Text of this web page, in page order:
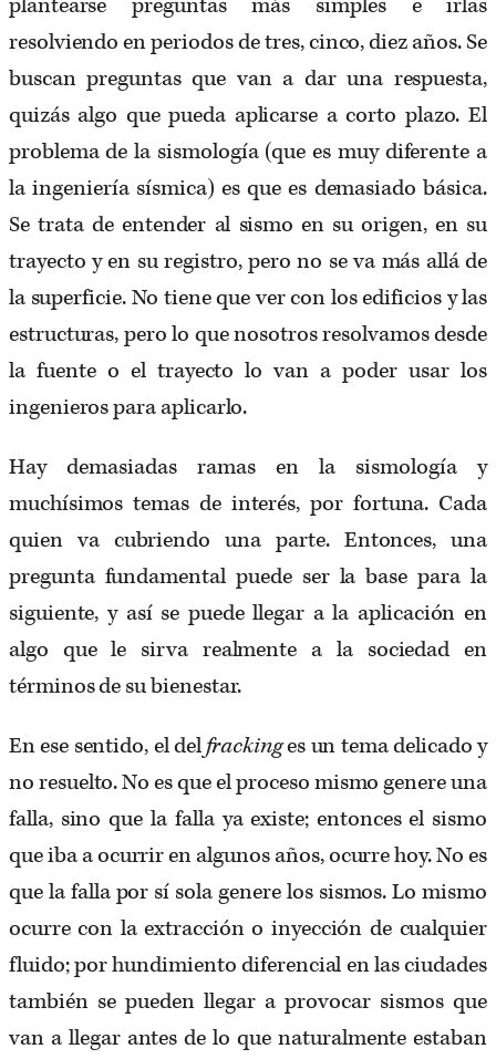
plantearse preguntas más simples e irlas
resolviendo en periodos de tres, cinco, diez años. Se
buscan preguntas que van a dar una respuesta,
quizás algo que pueda aplicarse a corto plazo. El
problema de la sismología (que es muy diferente a
la ingeniería sísmica) es que es demasiado básica.
Se trata de entender al sismo en su origen, en su
trayecto y en su registro, pero no se va más allá de
la superficie. No tiene que ver con los edificios y las
estructuras, pero lo que nosotros resolvamos desde
la fuente o el trayecto lo van a poder usar los
ingenieros para aplicarlo.
Hay demasiadas ramas en la sismología y
muchísimos temas de interés, por fortuna. Cada
quien va cubriendo una parte. Entonces, una
pregunta fundamental puede ser la base para la
siguiente, y así se puede llegar a la aplicación en
algo que le sirva realmente a la sociedad en
términos de su bienestar.
En ese sentido, el delfrackinges un tema delicado y
no resuelto. No es que el proceso mismo genere una
falla, sino que la falla ya existe; entonces el sismo
que iba a ocurrir en algunos años, ocurre hoy. No es
que la falla por sí sola genere los sismos. Lo mismo
ocurre con la extracción o inyección de cualquier
fluido; por hundimiento diferencial en las ciudades
también se pueden llegar a provocar sismos que
van a llegar antes de lo que naturalmente estaban